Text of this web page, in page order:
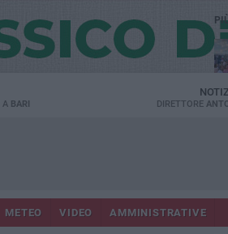
A BARI DIRETTORE
METEO VIDEO AMMINISTRATIVE